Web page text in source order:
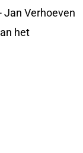
Jan Verhoeven
het